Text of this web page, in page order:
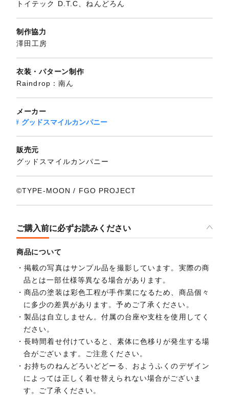
トイテック D.T.C、ねんどろん
制作協力
澤田工房
衣装・パターン制作
Raindrop：南ん
メーカー
グッドスマイルカンパニー
販売元
グッドスマイルカンパニー
©TYPE-MOON / FGO PROJECT
ご購入前に必ずお読みください
商品について
掲載の写真はサンプル品を撮影しています。実際の商
品とは一部仕様等異なる場合があります。
商品の塗装は彩色工程が手作業になるため、商品個々
に多少の差異があります。予めご了承ください。
製品は自立しません。付属の台座や支柱を使用してく
ださい。
長時間着せ付けていると、素体に色移りが発生する場
合がございます。ご注意ください。
お持ちのねんどろいどどーる、おようふくのデザイン
によっては正しく着せ替えられない場合がございま
す。ご了承ください。